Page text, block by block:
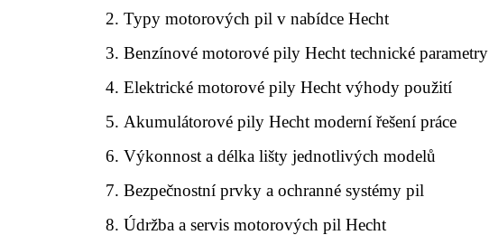
Typy motorových pil v nabídce Hecht
Benzínové motorové pily Hecht technické parametry
Elektrické motorové pily Hecht výhody použití
Akumulátorové pily Hecht moderní řešení práce
Výkonnost a délka lišty jednotlivých modelů
Bezpečnostní prvky a ochranné systémy pil
Údržba a servis motorových pil Hecht